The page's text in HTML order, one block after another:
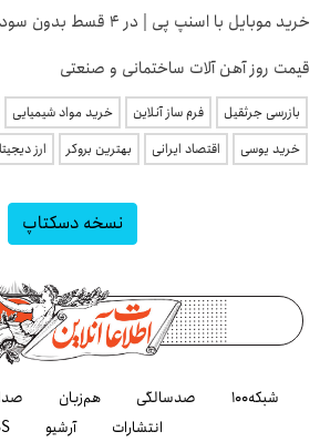
خرید موبایل با اسنپ پی | در ۴ قسط بدون سود و کارمزد!
قیمت روز آهن آلات ساختمانی و صنعتی
بازرسی جرثقیل فرم ساز آنلاین خرید مواد شیمیایی
خرید یوسی
اقتصاد ایرانی بهترین بروکر ارز
نسخه دسکتاپ
شبکه۱۰۰ صدسالگی هم‌زبان
انتشارات
آرشیو